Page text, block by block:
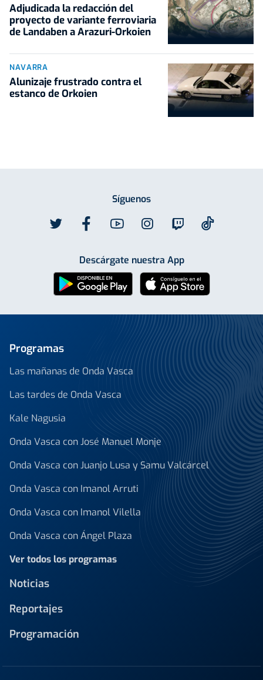
Adjudicada la redacción del
proyecto de variante ferroviaria
de Landaben a Arazuri-Orkoien
NAVARRA
Alunizaje frustrado contra el
estanco de Orkoien
Síguenos
Descárgate nuestra App
Programas
Las mañanas de Onda Vasca
Las tardes de Onda Vasca
Kale Nagusia
Onda Vasca con José Manuel Monje
Onda Vasca con Juanjo Lusa y Samu Valcárcel
Onda Vasca con Imanol Arruti
Onda Vasca con Imanol Vilella
Onda Vasca con Ángel Plaza
Ver todos los programas
Noticias
Reportajes
Programación